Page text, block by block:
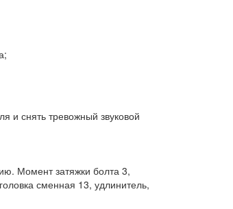
и снять тревожный звуковой
Момент затяжки болта 3,
сменная 13, удлинитель,